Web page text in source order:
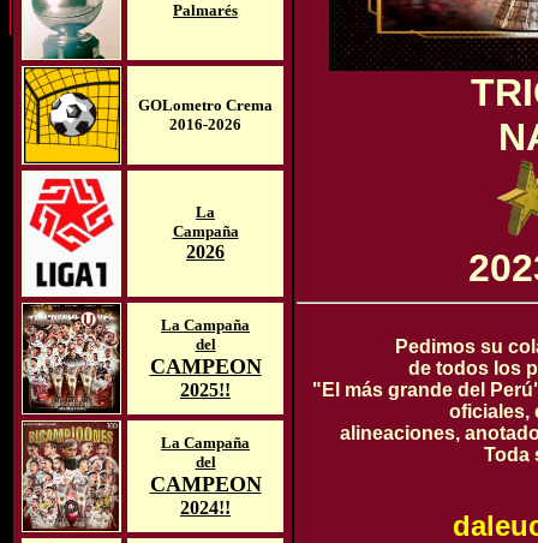
Palmarés
GOLometro Crema
2016-2026
La
Campaña
2026
La Campaña
del
CAMPEON
2025!!
La Campaña
del
CAMPEON
2024!!
Pedimos su
de todos los
"El más grande del
oficiales,
alineaciones,
Toda